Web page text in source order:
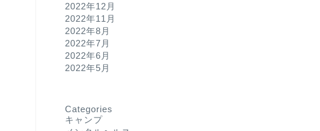
2022年12月
2022年11月
2022年8月
2022年7月
2022年6月
2022年5月
Categories
キャンプ